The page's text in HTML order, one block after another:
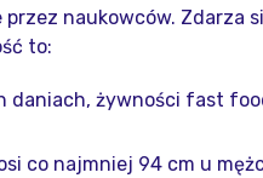
naukowców. Zdarza
to:
daniach, żywności fast
co najmniej 94 cm u